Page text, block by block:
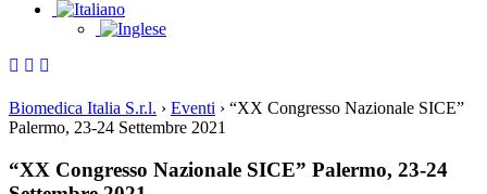
Biomedica Italia S.r.l. › Eventi › “XX Congresso Nazionale SICE”
Palermo, 23-24 Settembre 2021
“XX Congresso Nazionale SICE” Palermo, 23-24